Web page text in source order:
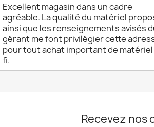
Excellent magasin dans un cadre
agréable. La qualité du matériel
ainsi que les renseignements avisés
gérant me font privilégier cette
pour tout achat important de
fi.
Recevez nos